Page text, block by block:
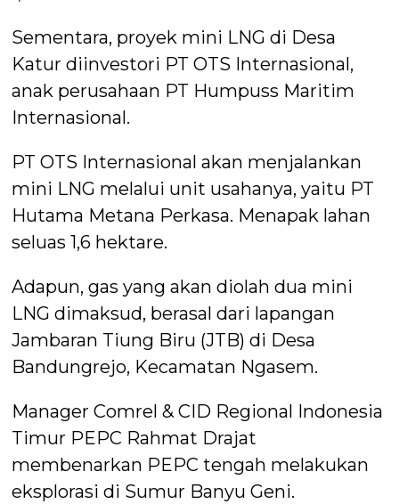
Sementara, proyek mini LNG di Desa
Katur diinvestori PT OTS Internasional,
anak perusahaan PT Humpuss Maritim
Internasional.
PT OTS Internasional akan menjalankan
mini LNG melalui unit usahanya, yaitu PT
Hutama Metana Perkasa. Menapak lahan
seluas 1,6 hektare.
Adapun, gas yang akan diolah dua mini
LNG dimaksud, berasal dari lapangan
Jambaran Tiung Biru (JTB) di Desa
Bandungrejo, Kecamatan Ngasem.
Manager Comrel & CID Regional Indonesia
Timur PEPC Rahmat Drajat
membenarkan PEPC tengah melakukan
eksplorasi di Sumur Banyu Geni.